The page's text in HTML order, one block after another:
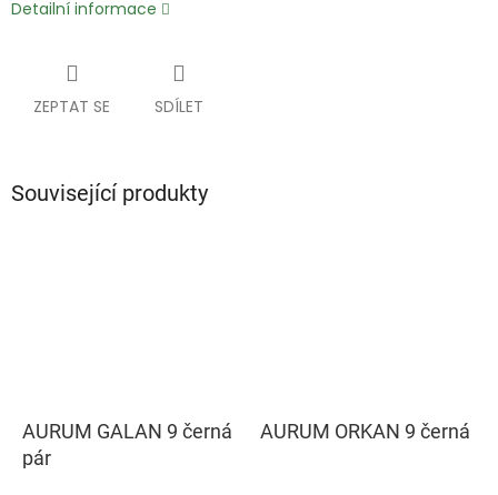
Detailní informace
ZEPTAT SE SDÍLET
Související produkty
AURUM GALAN 9 černá
pár
AURUM ORKAN 9 černá